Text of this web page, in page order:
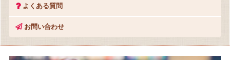
よくある質問
お問い合わせ